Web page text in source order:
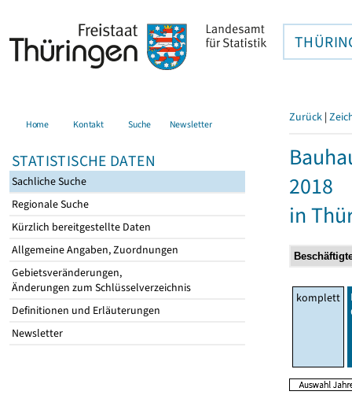
Home Kontakt Suche Newsletter
STATISTISCHE DATEN
Sachliche Suche
Regionale Suche
Kürzlich bereitgestellte Daten
Allgemeine Angaben, Zuordnungen
Gebietsveränderungen,
Änderungen zum Schlüsselverzeichnis
Definitionen und Erläuterungen
Newsletter
Zurück |
2018
in
komplett